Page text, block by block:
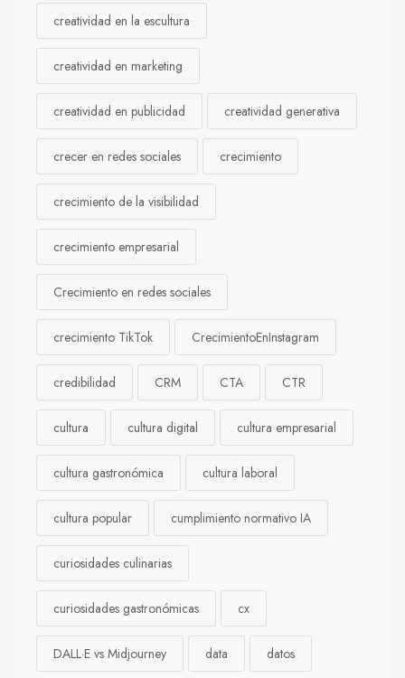
creatividad en la escultura
creatividad en marketing
creatividad en publicidad creatividad generativa
crecer en redes sociales crecimiento
crecimiento de la visibilidad
crecimiento empresarial
Crecimiento en redes sociales
crecimiento TikTok CrecimientoEnInstagram
credibilidad CRM CTA CTR
cultura cultura digital cultura empresarial
cultura gastronómica cultura laboral
cultura popular cumplimiento normativo IA
curiosidades culinarias
curiosidades gastronómicas cx
DALL·E vs Midjourney data datos